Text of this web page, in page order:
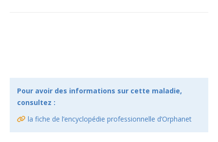
Pour avoir des informations sur cette maladie,
consultez :
la fiche de l’encyclopédie professionnelle d’Orphanet